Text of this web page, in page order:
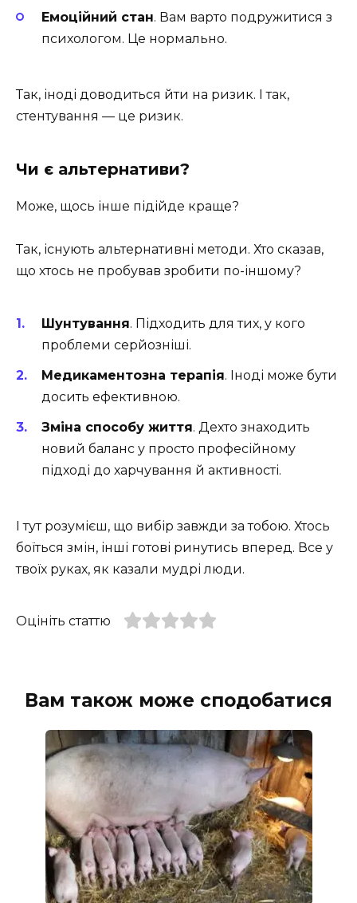
Емоційний стан. Вам варто подружитися з
психологом. Це нормально.
Так, іноді доводиться йти на ризик. І так,
стентування — це ризик.
Чи є альтернативи?
Може, щось інше підійде краще?
Так, існують альтернативні методи. Хто сказав,
що хтось не пробував зробити по-іншому?
Шунтування. Підходить для тих, у кого
проблеми серйозніші.
Медикаментозна терапія. Іноді може бути
досить ефективною.
Зміна способу життя. Дехто знаходить
новий баланс у просто професійному
підході до харчування й активності.
І тут розумієш, що вибір завжди за тобою. Хтось
боїться змін, інші готові ринутись вперед. Все у
твоїх руках, як казали мудрі люди.
Оцініть статтю
Вам також може сподобатися